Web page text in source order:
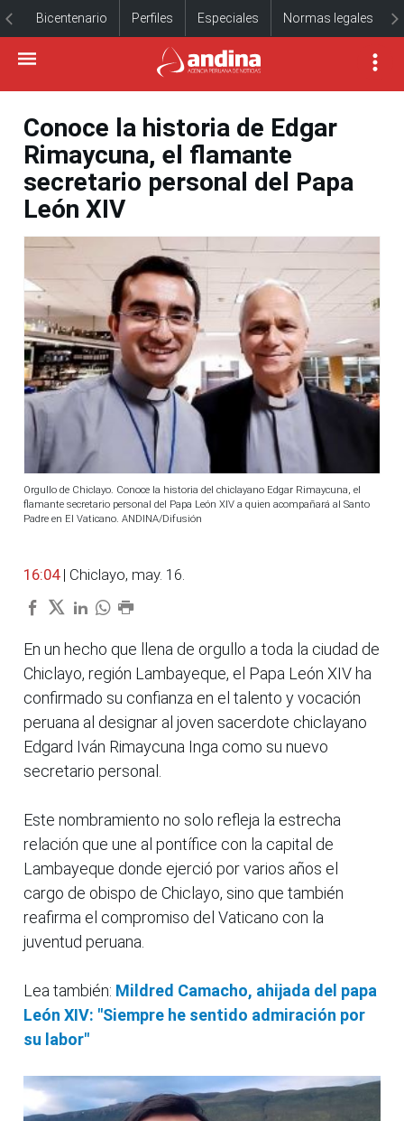
Bicentenario Perfiles Especiales Normas legales
Conoce la historia de Edgar
Rimaycuna, el flamante
secretario personal del Papa
León XIV
Orgullo de Chiclayo. Conoce la historia del chiclayano Edgar Rimaycuna, el
flamante secretario personal del Papa León XIV a quien acompañará al Santo
Padre en El Vaticano. ANDINA/Difusión
16:04 | Chiclayo, may. 16.
En un hecho que llena de orgullo a toda la ciudad de
Chiclayo, región Lambayeque, el Papa León XIV ha
confirmado su confianza en el talento y vocación
peruana al designar al joven sacerdote chiclayano
Edgard Iván Rimaycuna Inga como su nuevo
secretario personal.
Este nombramiento no solo refleja la estrecha
relación que une al pontífice con la capital de
Lambayeque donde ejerció por varios años el
cargo de obispo de Chiclayo, sino que también
reafirma el compromiso del Vaticano con la
juventud peruana.
Lea también: Mildred Camacho, ahijada del papa
León XIV: "Siempre he sentido admiración por
su labor"